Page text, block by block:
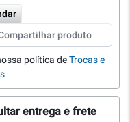
produto
política deTrocas e
entrega e frete